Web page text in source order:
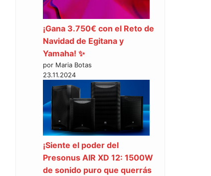
¡Gana 3.750€ con el Reto de
Navidad de Egitana y
Yamaha! ✨
por Maria Botas
23.11.2024
¡Siente el poder del
Presonus AIR XD 12: 1500W
de sonido puro que querrás